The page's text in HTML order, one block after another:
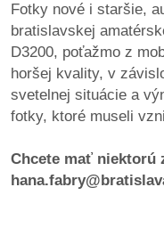
granty
pozvánky
Historický
kalendár
zákony
Fotky nové i staršie,
bratislavskej
D3200, poťažmo z
horšej kvality, v
svetelnej situácie a
fotky, ktoré museli
Chcete mať niektorú